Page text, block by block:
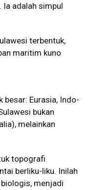
Ia adalah simpul
terbentuk,
maritim kuno
Eurasia, Indo-
bukan
melainkan
topografi
berliku-liku. Inilah
menjadi